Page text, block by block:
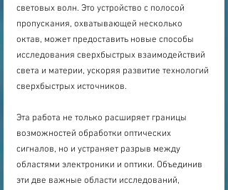
световых волн. Это устройство с полосой
пропускания, охватывающей несколько
октав, может предоставить новые способы
исследования сверхбыстрых взаимодействий
света и материи, ускоряя развитие технологий
сверхбыстрых источников.
Эта работа не только расширяет границы
возможностей обработки оптических
сигналов, но и устраняет разрыв между
областями электроники и оптики. Объединив
эти две важные области исследований,